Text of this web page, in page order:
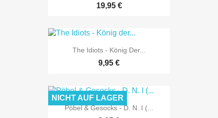
19,95 €
The Idiots - König Der...
9,95 €
Pöbel & Gesocks - D. N. I (...
NICHT AUF LAGER